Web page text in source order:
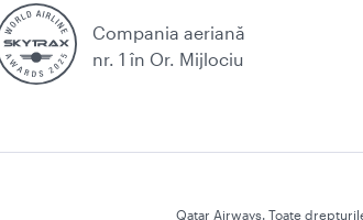
Compania aeriană
nr. 1 în Or. Mijlociu
Qatar Airways. Toate